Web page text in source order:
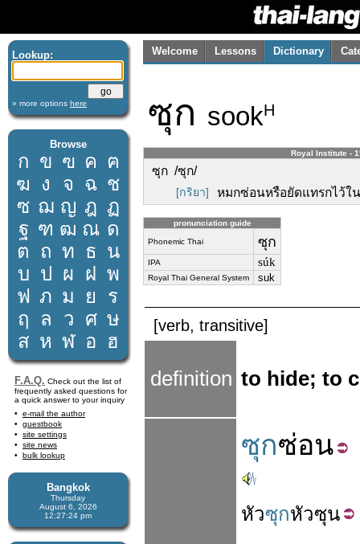
Lookup:
» more options here
Browse
ก ข ฃ ค ฅ
ฆ ง จ ฉ ช
ซ ฌ ญ ฎ ฏ
ฐ ฑ ฒ ณ ด
ต ถ ท ธ น
บ ป ผ ฝ พ
ฟ ภ ม ย
ร
ฤ
ล ว ศ ษ
ส ห ฬ อ ฮ
F.A.Q. Check out the list of
frequently asked questions for
a quick answer to your inquiry
e-mail the author
guestbook
site settings
site news
bulk lookup
Bangkok
Thursday
August 6, 2026
12:27:25 pm
Welcome Lessons Dictionary
ซุก sookH
Royal Institute -
ซุก /ซุก/
[กริยา] หมกซ่อนหรือยัดแทรกไว้
pronunciation guide
Phonemic Thai ซุก
IPA súk
Royal Thai General System suk
[verb, transitive]
definition to hide; to
ซุกซ่อน
หัวซุกหัวซุน